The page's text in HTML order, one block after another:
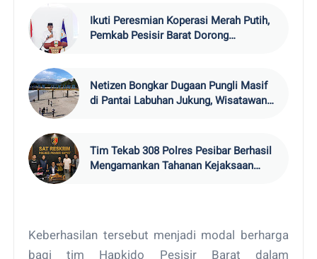
Ikuti Peresmian Koperasi Merah Putih,
Pemkab Pesisir Barat Dorong
Netizen Bongkar Dugaan Pungli Masif
di Pantai Labuhan Jukung, Wisatawan
Tim Tekab 308 Polres Pesibar Berhasil
Mengamankan Tahanan Kejaksaan
Keberhasilan tersebut menjadi modal berharga
bagi tim Hapkido Pesisir Barat dalam